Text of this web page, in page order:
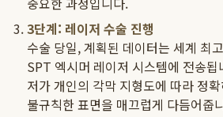
3단계: 레이저 수술 진행
수술 당일, 계획된 데이터는 세계 최
SPT 엑시머 레이저 시스템에 전송됩
저가 개인의 각막 지형도에 따라 정
불규칙한 표면을 매끄럽게 다듬어줍